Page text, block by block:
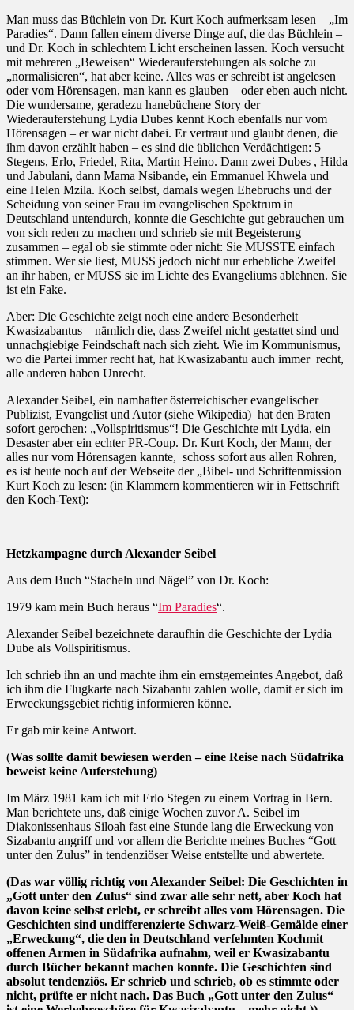
Man muss das Büchlein von Dr. Kurt Koch aufmerksam lesen – „Im
Paradies“. Dann fallen einem diverse Dinge auf, die das Büchlein –
und Dr. Koch in schlechtem Licht erscheinen lassen. Koch versucht
mit mehreren „Beweisen“ Wiederauferstehungen als solche zu
„normalisieren“, hat aber keine. Alles was er schreibt ist angelesen
oder vom Hörensagen, man kann es glauben – oder eben auch nicht.
Die wundersame, geradezu hanebüchene Story der
Wiederauferstehung Lydia Dubes kennt Koch ebenfalls nur vom
Hörensagen – er war nicht dabei. Er vertraut und glaubt denen, die
ihm davon erzählt haben – es sind die üblichen Verdächtigen: 5
Stegens, Erlo, Friedel, Rita, Martin Heino. Dann zwei Dubes , Hilda
und Jabulani, dann Mama Nsibande, ein Emmanuel Khwela und
eine Helen Mzila. Koch selbst, damals wegen Ehebruchs und der
Scheidung von seiner Frau im evangelischen Spektrum in
Deutschland untendurch, konnte die Geschichte gut gebrauchen um
von sich reden zu machen und schrieb sie mit Begeisterung
zusammen – egal ob sie stimmte oder nicht: Sie MUSSTE einfach
stimmen. Wer sie liest, MUSS jedoch nicht nur erhebliche Zweifel
an ihr haben, er MUSS sie im Lichte des Evangeliums ablehnen. Sie
ist ein Fake.
Aber: Die Geschichte zeigt noch eine andere Besonderheit
Kwasizabantus – nämlich die, dass Zweifel nicht gestattet sind und
unnachgiebige Feindschaft nach sich zieht. Wie im Kommunismus,
wo die Partei immer recht hat, hat Kwasizabantu auch immer recht,
alle anderen haben Unrecht.
Alexander Seibel, ein namhafter österreichischer evangelischer
Publizist, Evangelist und Autor (siehe Wikipedia) hat den Braten
sofort gerochen: „Vollspiritismus“! Die Geschichte mit Lydia, ein
Desaster aber ein echter PR-Coup. Dr. Kurt Koch, der Mann, der
alles nur vom Hörensagen kannte, schoss sofort aus allen Rohren,
es ist heute noch auf der Webseite der „Bibel- und Schriftenmission
Kurt Koch zu lesen: (in Klammern kommentieren wir in Fettschrift
den Koch-Text):
Hetzkampagne durch Alexander Seibel
Aus dem Buch “Stacheln und Nägel” von Dr. Koch:
1979 kam mein Buch heraus “Im Paradies“.
Alexander Seibel bezeichnete daraufhin die Geschichte der Lydia
Dube als Vollspiritismus.
Ich schrieb ihn an und machte ihm ein ernstgemeintes Angebot, daß
ich ihm die Flugkarte nach Sizabantu zahlen wolle, damit er sich im
Erweckungsgebiet richtig informieren könne.
Er gab mir keine Antwort.
(Was sollte damit bewiesen werden – eine Reise nach Südafrika
beweist keine Auferstehung)
Im März 1981 kam ich mit Erlo Stegen zu einem Vortrag in Bern.
Man berichtete uns, daß einige Wochen zuvor A. Seibel im
Diakonissenhaus Siloah fast eine Stunde lang die Erweckung von
Sizabantu angriff und vor allem die Berichte meines Buches “Gott
unter den Zulus” in tendenziöser Weise entstellte und abwertete.
(Das war völlig richtig von Alexander Seibel: Die Geschichten in
„Gott unter den Zulus“ sind zwar alle sehr nett, aber Koch hat
davon keine selbst erlebt, er schreibt alles vom Hörensagen. Die
Geschichten sind undifferenzierte Schwarz-Weiß-Gemälde einer
„Erweckung“, die den in Deutschland verfehmten Kochmit
offenen Armen in Südafrika aufnahm, weil er Kwasizabantu
durch Bücher bekannt machen konnte. Die Geschichten sind
absolut tendenziös. Er schrieb und schrieb, ob es stimmte oder
nicht, prüfte er nicht nach. Das Buch „Gott unter den Zulus“